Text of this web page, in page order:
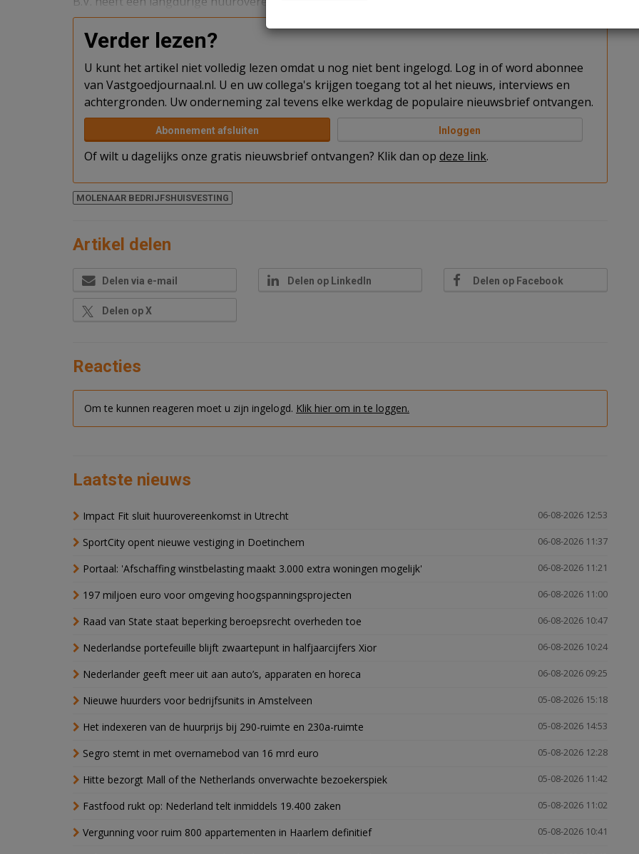
Verder lezen?
U kunt het artikel niet volledig lezen omdat u nog niet bent ingelogd. Log in of word abonnee
van Vastgoedjournaal.nl. U en uw collega's krijgen toegang tot al het nieuws, interviews en
achtergronden. Uw onderneming zal tevens elke werkdag de populaire nieuwsbrief ontvangen.
Abonnement afsluiten Inloggen
Of wilt u dagelijks onze gratis nieuwsbrief ontvangen? Klik dan op deze link.
MOLENAAR BEDRIJFSHUISVESTING
Artikel delen
Delen via e-mail Delen op LinkedIn Delen op Facebook
Delen op X
Reacties
Om te kunnen reageren moet u zijn ingelogd. Klik hier om in te loggen.
Laatste nieuws
06-08-2026 12:53
Impact Fit sluit huurovereenkomst in Utrecht
06-08-2026 11:37
SportCity opent nieuwe vestiging in Doetinchem
06-08-2026 11:21
Portaal: 'Afschaffing winstbelasting maakt 3.000 extra woningen mogelijk'
06-08-2026 11:00
197 miljoen euro voor omgeving hoogspanningsprojecten
06-08-2026 10:47
Raad van State staat beperking beroepsrecht overheden toe
06-08-2026 10:24
Nederlandse portefeuille blijft zwaartepunt in halfjaarcijfers Xior
06-08-2026 09:25
Nederlander geeft meer uit aan auto’s, apparaten en horeca
05-08-2026 15:18
Nieuwe huurders voor bedrijfsunits in Amstelveen
05-08-2026 14:53
Het indexeren van de huurprijs bij 290-ruimte en 230a-ruimte
05-08-2026 12:28
Segro stemt in met overnamebod van 16 mrd euro
05-08-2026 11:42
Hitte bezorgt Mall of the Netherlands onverwachte bezoekerspiek
05-08-2026 11:02
Fastfood rukt op: Nederland telt inmiddels 19.400 zaken
05-08-2026 10:41
Vergunning voor ruim 800 appartementen in Haarlem definitief